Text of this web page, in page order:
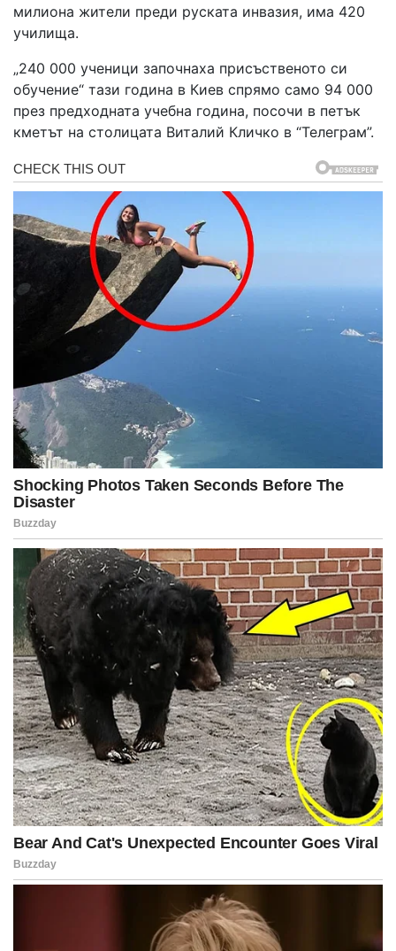
милиона жители преди руската инвазия, има 420
училища.
„240 000 ученици започнаха присъственото си
обучение“ тази година в Киев спрямо само 94 000
през предходната учебна година, посочи в петък
кметът на столицата Виталий Кличко в “Телеграм”.